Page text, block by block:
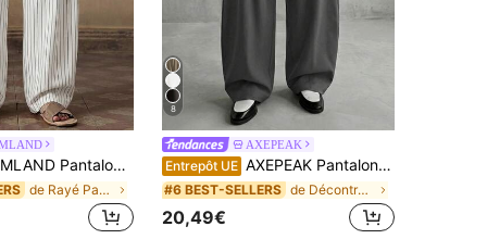
taille haute jambes larges avec plis devant. Pantalon d'été coupe ample pour vacances à la plage, resort et tenue décontractée. Léger & respirant, football
de Rayé Pantalons pour hommes
8
AXEPEAK
Entrepôt UE AXEPEAK Pantalon ample de couleur unie pour hommes
#6 BEST-SELLERS de Décontracté - Style minimaliste Pantalons pour
20,49€